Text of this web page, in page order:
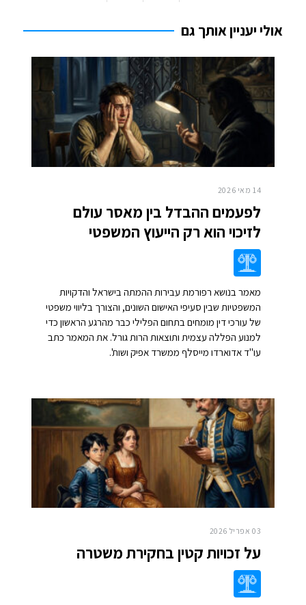
אולי יעניין אותך גם
14 מאי 2026
לפעמים ההבדל בין מאסר עולם
לזיכוי הוא רק הייעוץ המשפטי
מאמר בנושא רפורמת עבירות ההמתה בישראל והדקויות
המשפטיות שבין סעיפי האישום השונים, והצורך בליווי משפטי
של עורכי דין מומחים בתחום הפלילי כבר מהרגע הראשון כדי
למנוע הפללה עצמית ותוצאות הרות גורל. את המאמר כתב
עו"ד אדוארדו מייסלף ממשרד אפיק ושות'.
03 אפריל 2026
על זכויות קטין בחקירת משטרה